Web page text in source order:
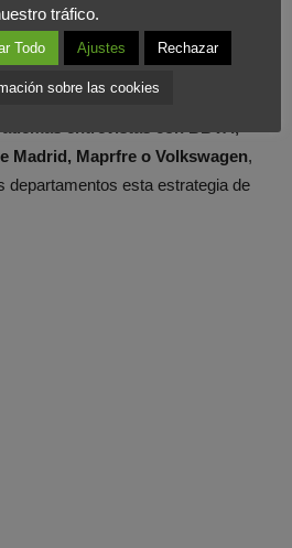
la oportunidad que se nos
relacionamos con el cliente, y una
donde deben caminar las
Madrid, Maprfre o Volkswagen,
departamentos esta estrategia de
tráfico.
Todo Ajustes Rechazar
sobre las cookies